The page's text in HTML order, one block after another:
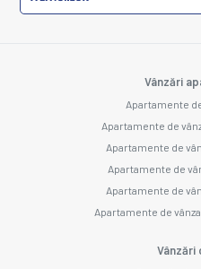
Vânzări
Apartamente
Apartamente de
Apartamente de
Apartamente de
Apartamente de
Apartamente de
Vânzări